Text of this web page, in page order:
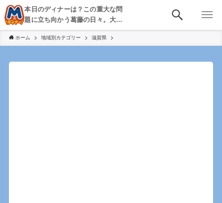
本日のディナーは？この重大な問
題に立ち向かう葛藤の日々。大
阪・京都・神戸を中心とした食べ
歩き、飲み歩きを綴る。
ホーム 地域別カテゴリー 滋賀県